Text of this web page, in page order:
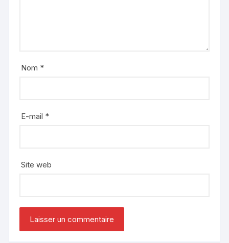
Nom *
E-mail *
Site web